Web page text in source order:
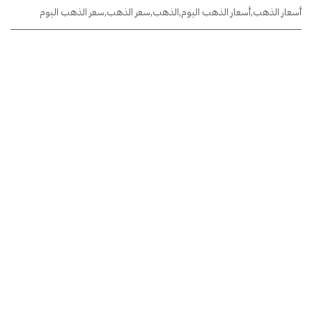
أسعار الذهب,أسعار الذهب اليوم,الذهب,سعر الذهب,سعر الذهب اليوم